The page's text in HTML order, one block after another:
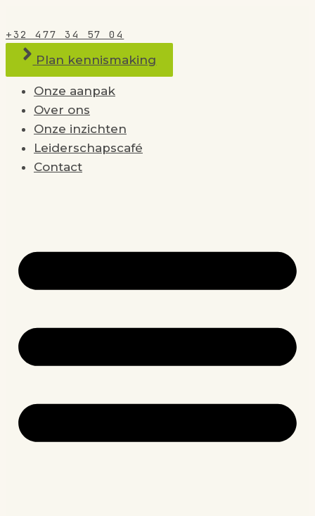
+32 477 34 57 04
Plan kennismaking
Onze aanpak
Over ons
Onze inzichten
Leiderschapscafé
Contact